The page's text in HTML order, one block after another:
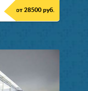
от 28500 руб.